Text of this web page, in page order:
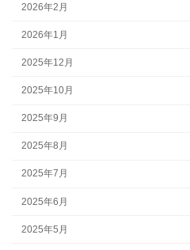
2026年2月
2026年1月
2025年12月
2025年10月
2025年9月
2025年8月
2025年7月
2025年6月
2025年5月